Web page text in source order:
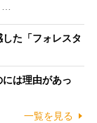
…
た「フォレスタ
は理由があっ
一覧を見る